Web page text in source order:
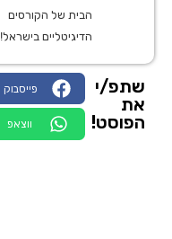
הבית של הקורסים
הדיגיטליים בישראל!
שתפ/י
את
הפוסט!
פייסבוק
ווצאפ